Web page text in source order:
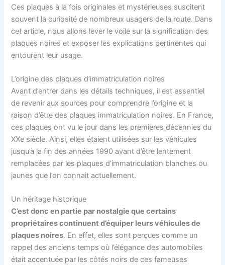
Ces plaques à la fois originales et mystérieuses suscitent
souvent la curiosité de nombreux usagers de la route. Dans
cet article, nous allons lever le voile sur la signification des
plaques noires et exposer les explications pertinentes qui
entourent leur usage.
L’origine des plaques d’immatriculation noires
Avant d’entrer dans les détails techniques, il est essentiel
de revenir aux sources pour comprendre l’origine et la
raison d’être des plaques immatriculation noires. En France,
ces plaques ont vu le jour dans les premières décennies du
XXe siècle. Ainsi, elles étaient utilisées sur les véhicules
jusqu’à la fin des années 1990 avant d’être lentement
remplacées par les plaques d’immatriculation blanches ou
jaunes que l’on connait actuellement.
Un héritage historique
C’est donc en partie par nostalgie que certains
propriétaires continuent d’équiper leurs véhicules de
plaques noires. En effet, elles sont perçues comme un
rappel des anciens temps où l’élégance des automobiles
était accentuée par les côtés noirs de ces fameuses